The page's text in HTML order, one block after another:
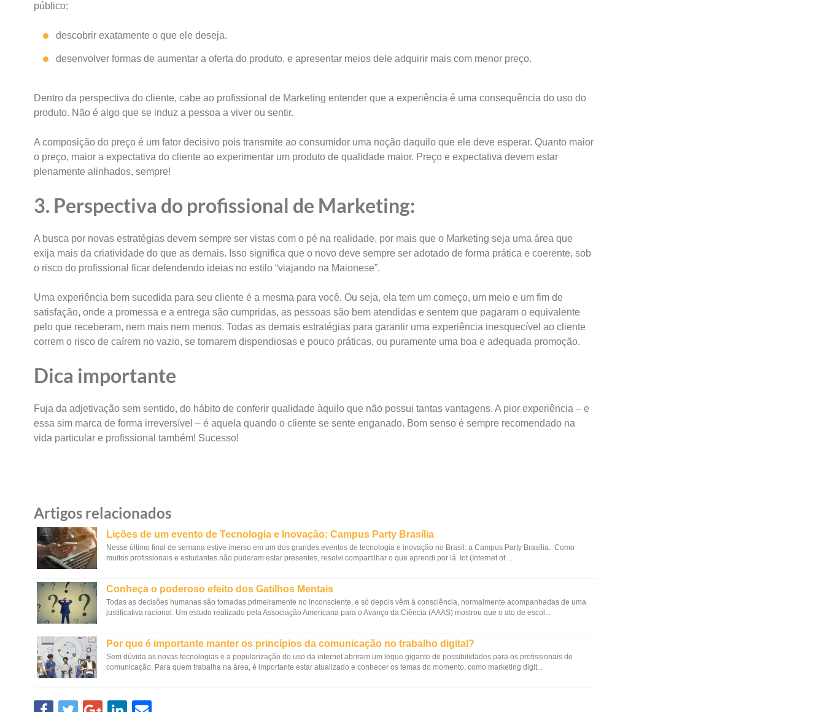
público:
descobrir exatamente o que ele deseja.
desenvolver formas de aumentar a oferta do produto, e apresentar meios dele adquirir mais com menor preço.
Dentro da perspectiva do cliente, cabe ao profissional de Marketing entender que a experiência é uma consequência do uso do
produto. Não é algo que se induz a pessoa a viver ou sentir.
A composição do preço é um fator decisivo pois transmite ao consumidor uma noção daquilo que ele deve esperar. Quanto maior
o preço, maior a expectativa do cliente ao experimentar um produto de qualidade maior. Preço e expectativa devem estar
plenamente alinhados, sempre!
3. Perspectiva do profissional de Marketing:
A busca por novas estratégias devem sempre ser vistas com o pé na realidade, por mais que o Marketing seja uma área que
exija mais da criatividade do que as demais. Isso significa que o novo deve sempre ser adotado de forma prática e coerente, sob
o risco do profissional ficar defendendo ideias no estilo “viajando na Maionese”.
Uma experiência bem sucedida para seu cliente é a mesma para você. Ou seja, ela tem um começo, um meio e um fim de
satisfação, onde a promessa e a entrega são cumpridas, as pessoas são bem atendidas e sentem que pagaram o equivalente
pelo que receberam, nem mais nem menos. Todas as demais estratégias para garantir uma experiência inesquecível ao cliente
correm o risco de caírem no vazio, se tornarem dispendiosas e pouco práticas, ou puramente uma boa e adequada promoção.
Dica importante
Fuja da adjetivação sem sentido, do hábito de conferir qualidade àquilo que não possui tantas vantagens. A pior experiência – e
essa sim marca de forma irreversível – é aquela quando o cliente se sente enganado. Bom senso é sempre recomendado na
vida particular e profissional também! Sucesso!
Artigos relacionados
Lições de um evento de Tecnologia e Inovação: Campus Party Brasília
Nesse último final de semana estive imerso em um dos grandes eventos de tecnologia e inovação no Brasil: a Campus Party Brasília. Como
muitos profissionais e estudantes não puderam estar presentes, resolvi compartilhar o que aprendi por lá. Iot (Internet of ...
Conheça o poderoso efeito dos Gatilhos Mentais
Todas as decisões humanas são tomadas primeiramente no inconsciente, e só depois vêm à consciência, normalmente acompanhadas de uma
justificativa racional. Um estudo realizado pela Associação Americana para o Avanço da Ciência (AAAS) mostrou que o ato de escol...
Por que é importante manter os princípios da comunicação no trabalho digital?
Sem dúvida as novas tecnologias e a popularização do uso da internet abriram um leque gigante de possibilidades para os profissionais de
comunicação. Para quem trabalha na área, é importante estar atualizado e conhecer os temas do momento, como marketing digit...